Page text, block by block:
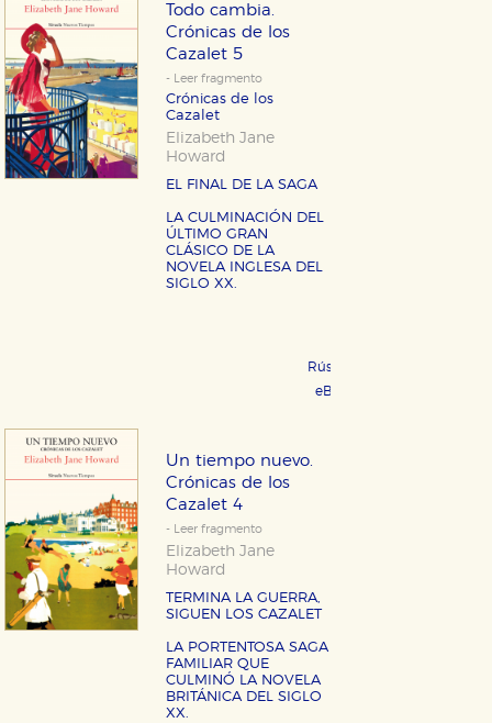
Todo cambia.
Crónicas de los
Cazalet 5
- Leer fragmento
Crónicas de los
Cazalet
Elizabeth Jane
Howard
EL FINAL DE LA SAGA
LA CULMINACIÓN DEL
ÚLTIMO GRAN
CLÁSICO DE LA
NOVELA INGLESA DEL
SIGLO XX.
Rústica 24,95 €
eBook 11,99 €
Un tiempo nuevo.
Crónicas de los
Cazalet 4
- Leer fragmento
Elizabeth Jane
Howard
TERMINA LA GUERRA,
SIGUEN LOS CAZALET
LA PORTENTOSA SAGA
FAMILIAR QUE
CULMINÓ LA NOVELA
BRITÁNICA DEL SIGLO
XX.